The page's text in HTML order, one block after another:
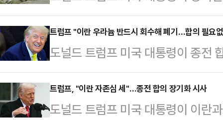
넷매체 악시오스에 따르면 트럼프
비(베냐민 네타냐후 이스라엘 총리
것”이라며 “양측 모두 각자 할 만
했다. 또 다른 공격은 필요…
을 또 공습했다.로이터통신에 따르
이스라엘 국방장관은 7일(현지시
수도 베이루트 남부 지역에 위치한
그러면서 “헤즈볼라(레바논 친이
을 가했다. 우리는 이에 대응했을
이스라엘과 이란의 종전 협상을 주
트럼프 "이란 우라늄 반드시 회수해 폐기…합의 필요
도널드 트럼프 미국 대통령이 종전
회수해 폐기할 것이라고 경고했다.
7일(현지시간) 인터뷰에서 “만일
리는 협력할 생각이다”면서도 “그
트럼프, "이란 자존심 세"…종전 합의 장기화 시사
도널드 트럼프 미국 대통령이 이란